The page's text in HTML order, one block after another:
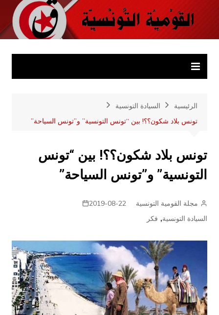
المحتوى
موقع القومية
التونسية
موقع واب يعبر على أفكار وعقيدة ومشروع الحركة القومية
الرئيسية
السيادة التونسية
تونس بلاد شكون؟؟! بين “تونس التونسية” و”تونس السياحة”
تونس بلاد شكون؟؟! بين “تونس
التونسية” و”تونس السياحة”
مجلة القومية التونسية
2019-08-22
السيادة التونسية, فكر